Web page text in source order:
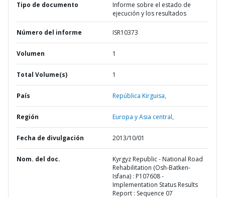
Tipo de documento
Informe sobre el estado de
ejecución y los resultados
Número del informe ISR10373
Volumen 1
Total Volume(s) 1
País República Kirguisa,
Región Europa y Asia central,
Fecha de divulgación 2013/10/01
Nom. del doc.
Kyrgyz Republic - National Road
Rehabilitation (Osh-Batken-
Isfana) : P107608 -
Implementation Status Results
Report : Sequence 07